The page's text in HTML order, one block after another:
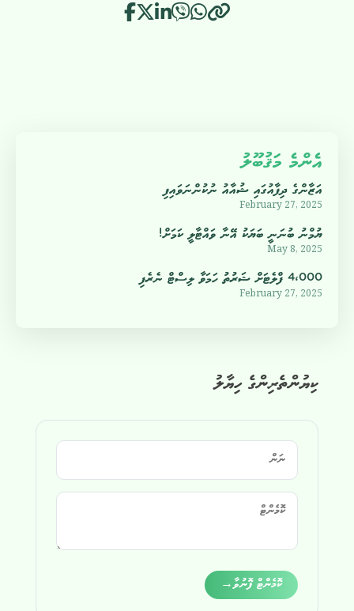
ކިޔުންތެރިންގެ ހިޔާލު
ކޮމެންޓް ފޮނުވާ→
އެންމެ މަޤުބޫލު
އަޒާންގެ ދިފާއުގައި ޝުއާއު ނުކުންނަވައިފި
February 27, 2025
ޔުމްނު ބުނަނީ ބަޔަކު އޭނާ ވައްޓާލީ ކަމަށް!
May 8, 2025
4،000 ފްލެޓަށް ޝަރުތު ހަމަވާ ލިސްޓް ނެރެފި
February 27, 2025